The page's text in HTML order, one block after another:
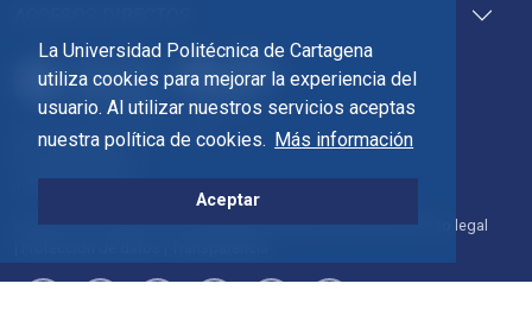
La Universidad Politécnica de Cartagena
utiliza cookies para mejorar la experiencia del
usuario. Al utilizar nuestros servicios aceptas
nuestra política de cookies. Más información
Aceptar
Pza. del Cronista Isidoro Valverde
Edif. La Milagrosa
Directorio Contacto Accesibilidad Política de Cookies Aviso legal